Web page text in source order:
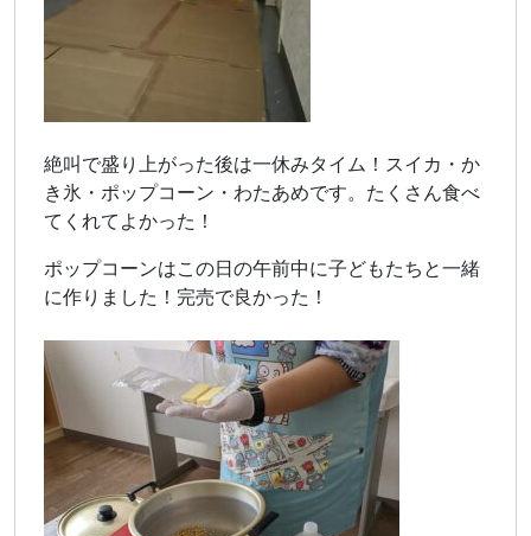
絶叫で盛り上がった後は一休みタイム！スイカ・か
き氷・ポップコーン・わたあめです。たくさん食べ
てくれてよかった！
ポップコーンはこの日の午前中に子どもたちと一緒
に作りました！完売で良かった！